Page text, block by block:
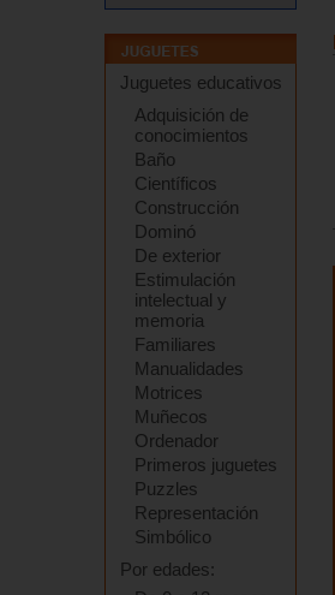
Juguetes educativos
Adquisición de
conocimientos
Baño
Científicos
Construcción
Dominó
De exterior
Estimulación
intelectual y
memoria
Familiares
Manualidades
Motrices
Muñecos
Ordenador
Primeros juguetes
Puzzles
Representación
Simbólico
Por edades: